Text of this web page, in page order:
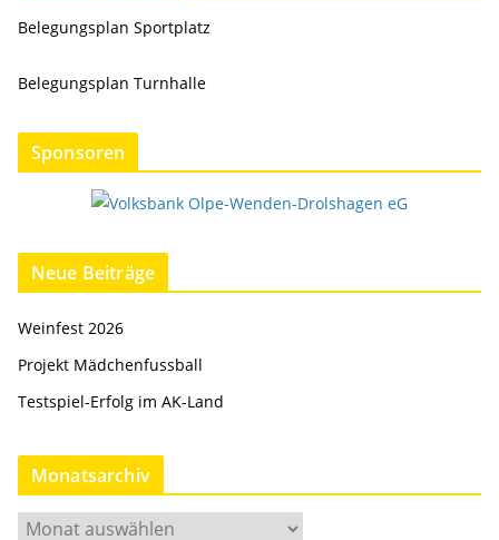
Belegungsplan Sportplatz
Belegungsplan Turnhalle
Sponsoren
Neue Beiträge
Weinfest 2026
Projekt Mädchenfussball
Testspiel-Erfolg im AK-Land
Monatsarchiv
M